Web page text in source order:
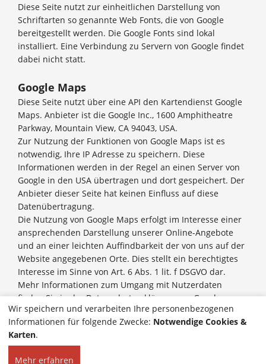
Diese Seite nutzt zur einheitlichen Darstellung von
Schriftarten so genannte Web Fonts, die von Google
bereitgestellt werden. Die Google Fonts sind lokal
installiert. Eine Verbindung zu Servern von Google findet
dabei nicht statt.
Google Maps
Diese Seite nutzt über eine API den Kartendienst Google
Maps. Anbieter ist die Google Inc., 1600 Amphitheatre
Parkway, Mountain View, CA 94043, USA.
Zur Nutzung der Funktionen von Google Maps ist es
notwendig, Ihre IP Adresse zu speichern. Diese
Informationen werden in der Regel an einen Server von
Google in den USA übertragen und dort gespeichert. Der
Anbieter dieser Seite hat keinen Einfluss auf diese
Datenübertragung.
Die Nutzung von Google Maps erfolgt im Interesse einer
ansprechenden Darstellung unserer Online-Angebote
und an einer leichten Auffindbarkeit der von uns auf der
Website angegebenen Orte. Dies stellt ein berechtigtes
Interesse im Sinne von Art. 6 Abs. 1 lit. f DSGVO dar.
Mehr Informationen zum Umgang mit Nutzerdaten
finden Sie in der Datenschutzerklärung von Google:
https://policies.google.com/privacy?hl=de.
Wir speichern und verarbeiten Ihre personenbezogenen
Informationen für folgende Zwecke: Notwendige Cookies &
Karten.
Mehr erfahren